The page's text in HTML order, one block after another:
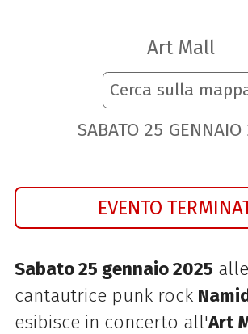
Art Mall
Cerca sulla
SABATO 25 GENNAIO
EVENTO
Sabato 25 gennaio 2025
cantautrice punk rock
esibisce in concerto all'Art